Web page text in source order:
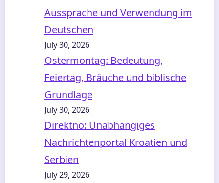
Aussprache und Verwendung im
Deutschen
July 30, 2026
Ostermontag: Bedeutung,
Feiertag, Bräuche und biblische
Grundlage
July 30, 2026
Direktno: Unabhängiges
Nachrichtenportal Kroatien und
Serbien
July 29, 2026